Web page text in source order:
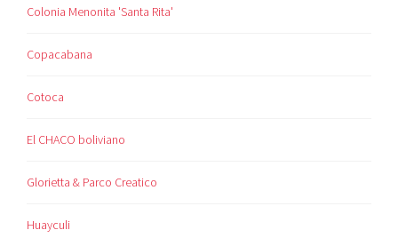
Colonia Menonita 'Santa Rita'
Copacabana
Cotoca
El CHACO boliviano
Glorietta & Parco Creatico
Huayculi